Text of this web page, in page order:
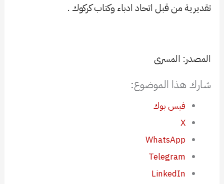
تقديرية من قبل اتحاد ادباء وكتاب كركوك .
المصدر: المسرى
شارك هذا الموضوع:
فيس بوك
X
WhatsApp
Telegram
LinkedIn